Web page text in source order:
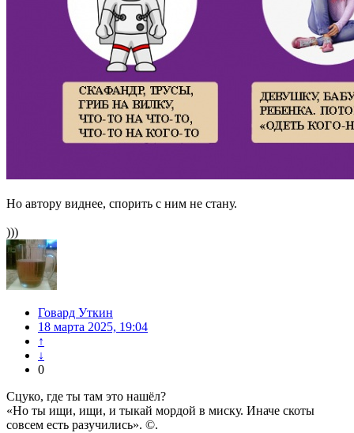
Но автору виднее, спорить с ним не стану.
)))
Говард Уткин
18 марта 2025, 19:04
↑
↓
0
Сцуко, где ты там это нашёл?
«Но ты ищи, ищи, и тыкай мордой в миску. Иначе скоты
совсем есть разучились». ©.